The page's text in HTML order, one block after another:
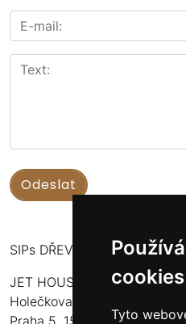
cookies
Tyto
SIPs DŘEVOSTAVBY
JET HOUSE S.R.O.
Holečkova 789/49
Praha 5, 150 00